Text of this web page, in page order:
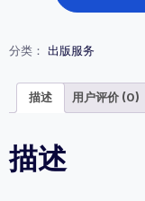
以
承
重》
子
书
分类： 出版服务
描述 用户评价 (0)
描述